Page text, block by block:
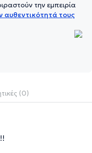
την εμπειρία
τους
(0)